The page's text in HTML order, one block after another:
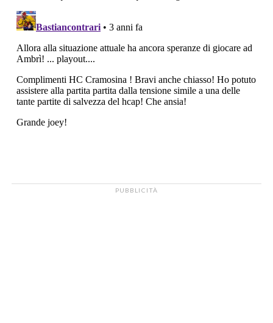
PUBBLICITÀ